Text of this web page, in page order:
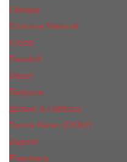
Сliniquе
Costume National
Creed
Davidoff
Diesel
Diptyque
Дольче & Габбана
Donna Karan (DKNY)
Dupont
Eisenberg